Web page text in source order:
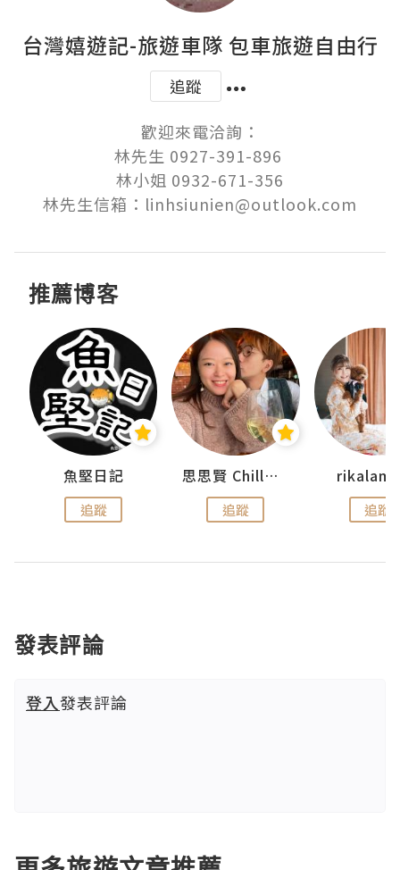
台灣嬉遊記-旅遊車隊 包車旅遊自由行
追蹤
歡迎來電洽詢：
林先生 0927-391-896
林小姐 0932-671-356
林先生信箱：linhsiunien@outlook.com
推薦博客
魚堅日記
追蹤
思思賢 ChillMyBabe
追蹤 追蹤
發表評論
登入發表評論